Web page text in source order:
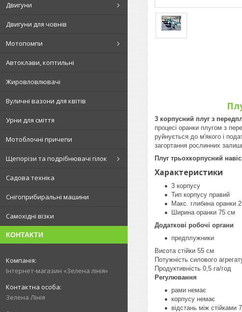
Двигуни
Двигуни для човнів
Мотопомпи
Автоклави, коптильні
Жировловлювачі
Вуличні вазони для квітів
Урни для сміття
Мотоблочні причепи
Щепорізи та подрібнювачі гілок
Садова техніка
Снігоприбиральні машини
Самохідні візки
КОНТАКТИ
Інтернет-магазин «Зелена лінія»
Зелена Лінія
3 корпусний плуг з
процесі оранки плугом з
руйнується до м'якого і
загортання рослинних
Плуг трьохкорпусний
Характеристики
3 корпусу
Тип корпусу правий
Макс. глибина оранки
Ширина оранки 75 см
Додаткові робочі органи
предплужники
Висота стійки 55 см
Потужність силового
Продуктивність 0,5 га/год
Регулювання
рами немає
корпусу немає
відстань між стійками